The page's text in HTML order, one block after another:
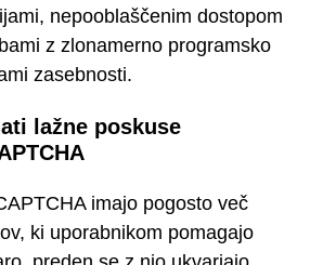
nepooblaščenim dostopom
z zlonamerno programsko
zasebnosti.
lažne poskuse
imajo pogosto več
ki uporabnikom pomagajo